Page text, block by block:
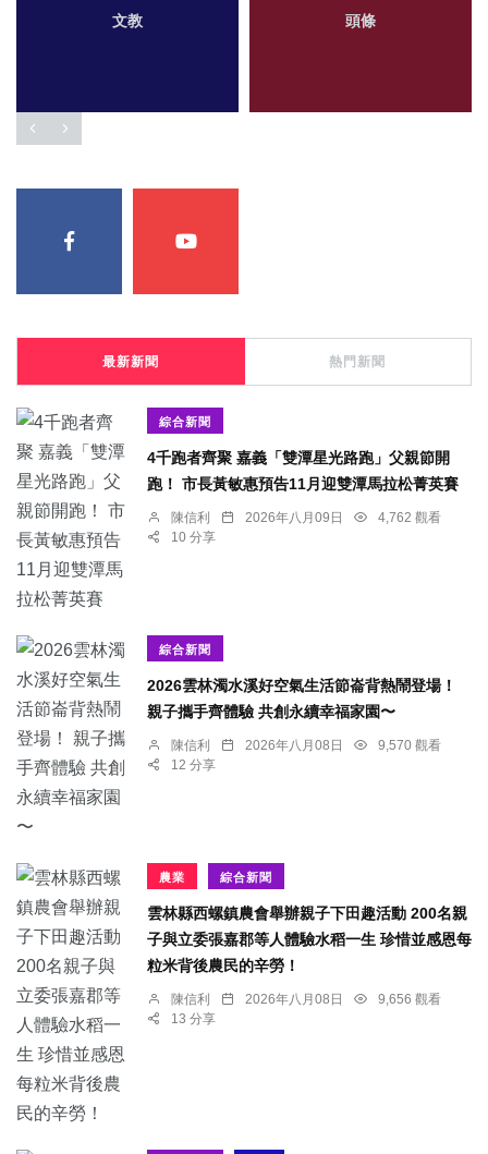
文教 頭條
最新新聞 熱門新聞
綜合新聞
4千跑者齊聚 嘉義「雙潭星光路跑」父親節開
跑！ 市長黃敏惠預告11月迎雙潭馬拉松菁英賽
陳信利 2026年八月09日
4,762 觀看
10 分享
綜合新聞
2026雲林濁水溪好空氣生活節崙背熱鬧登場！
親子攜手齊體驗 共創永續幸福家園〜
陳信利 2026年八月08日
9,570 觀看
12 分享
農業 綜合新聞
雲林縣西螺鎮農會舉辦親子下田趣活動 200名親
子與立委張嘉郡等人體驗水稻一生 珍惜並感恩每
粒米背後農民的辛勞！
陳信利 2026年八月08日
9,656 觀看
13 分享